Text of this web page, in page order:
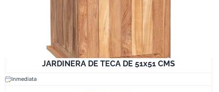
JARDINERA DE TECA DE 51x51 CMS
Inmediata